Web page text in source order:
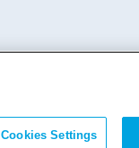
Cookies Settings